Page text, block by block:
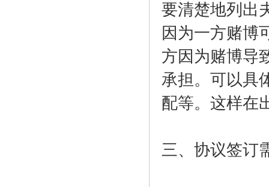
要清楚地列出
因为一方赌博
方因为赌博导
承担。可以具
配等。这样在
三、协议签订